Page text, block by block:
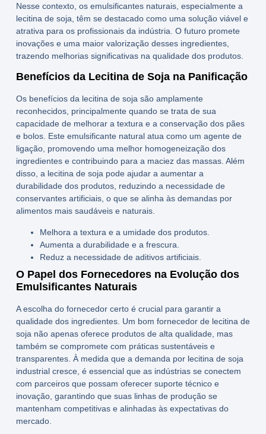
Nesse contexto, os emulsificantes naturais, especialmente a
lecitina de soja , têm se destacado como uma solução viável e
atrativa para os profissionais da indústria. O futuro promete
inovações e uma maior valorização desses ingredientes,
trazendo melhorias significativas na qualidade dos produtos.
Benefícios da Lecitina de Soja na Panificação
Os benefícios da lecitina de sojasão amplamente
reconhecidos, principalmente quando se trata de sua
capacidade de melhorar a textura e a conservação dos pães
e bolos. Este emulsificante natural atua como um agente de
ligação, promovendo uma melhor homogeneização dos
ingredientes e contribuindo para a maciez das massas. Além
disso, a lecitina de soja pode ajudar a aumentar a
durabilidade dos produtos, reduzindo a necessidade de
conservantes artificiais, o que se alinha às demandas por
alimentos mais saudáveis e naturais.
Melhora a textura e a umidade dos produtos.
Aumenta a durabilidade e a frescura.
Reduz a necessidade de aditivos artificiais.
O Papel dos Fornecedores na Evolução dos
Emulsificantes Naturais
A escolha do fornecedor certo é crucial para garantir a
qualidade dos ingredientes. Um bom fornecedor de lecitina de
soja não apenas oferece produtos de alta qualidade, mas
também se compromete com práticas sustentáveis e
transparentes. À medida que a demanda por lecitina de soja
industrialcresce, é essencial que as indústrias se conectem
com parceiros que possam oferecer suporte técnico e
inovação, garantindo que suas linhas de produção se
mantenham competitivas e alinhadas às expectativas do
mercado.